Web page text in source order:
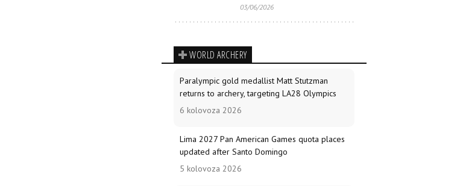
03/06/2026
WORLD ARCHERY
Paralympic gold medallist Matt Stutzman
returns to archery, targeting LA28 Olympics
6 kolovoza 2026
Lima 2027 Pan American Games quota places
updated after Santo Domingo
5 kolovoza 2026